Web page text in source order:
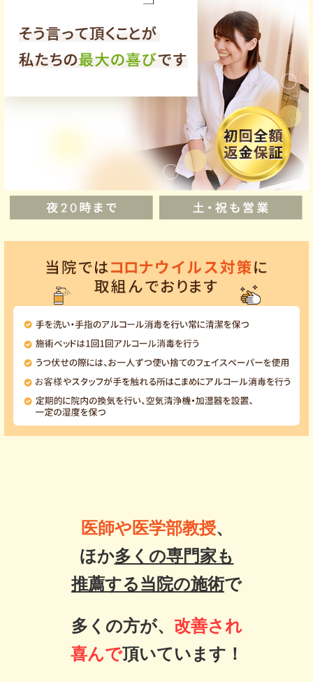
医師や医学部教授、
ほか多くの専門家も
推薦する当院の施術で
多くの方が、 改善され
喜んで頂いています！